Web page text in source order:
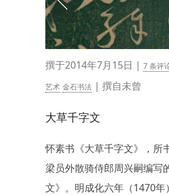
撰于2014年7月15日 | 7 条评
艺术 金石书法 | 撰自未曾
大草千字文
怀素书《大草千字文》，所
梁员外散骑侍郎周兴嗣编写
文》。明成化六年（1470年